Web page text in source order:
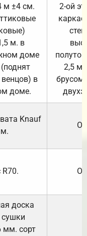
м ±4 см.
м. в
доме
в
доме.
2-ой
2,5 м
брусом
Knauf
R70.
доска
мм. сорт